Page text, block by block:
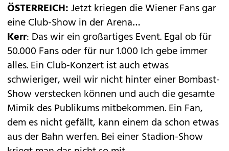
ÖSTERREICH:Jetzt kriegen die Wiener Fans gar
eine Club-Show in der Arena…
Kerr: Das wir ein großartiges Event. Egal ob für
50.000 Fans oder für nur 1.000 Ich gebe immer
alles. Ein Club-Konzert ist auch etwas
schwieriger, weil wir nicht hinter einer Bombast-
Show verstecken können und auch die gesamte
Mimik des Publikums mitbekommen. Ein Fan,
dem es nicht gefällt, kann einem da schon etwas
aus der Bahn werfen. Bei einer Stadion-Show